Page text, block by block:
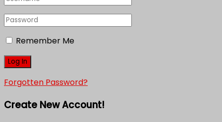
Remember Me
Forgotten Password?
Create New Account!